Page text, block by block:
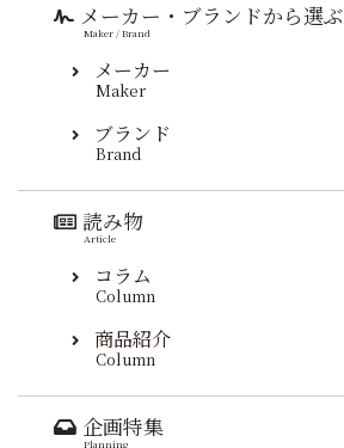
メーカー・ブランドから選ぶ
Maker / Brand
メーカー
Maker
ブランド
Brand
読み物
Article
コラム
Column
商品紹介
Column
企画特集
Planning